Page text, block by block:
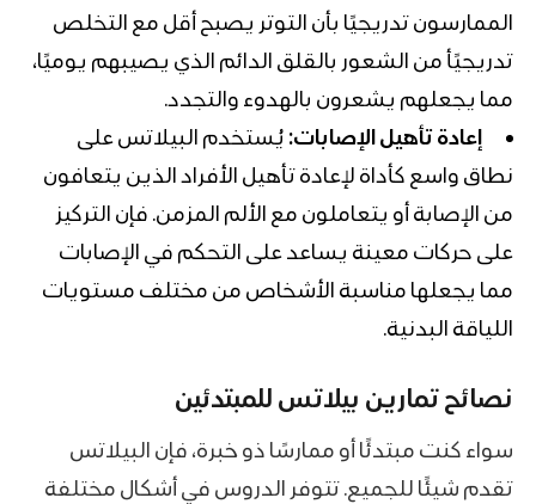
الممارسون تدريجيًا بأن التوتر يصبح أقل مع التخلص
تدريجيًأ من الشعور بالقلق الدائم الذي يصيبهم يوميًا،
مما يجعلهم يشعرون بالهدوء والتجدد.
إعادة تأهيل الإصابات: يُستخدم البيلاتس على
نطاق واسع كأداة لإعادة تأهيل الأفراد الذين يتعافون
من الإصابة أو يتعاملون مع الألم المزمن. فإن التركيز
على حركات معينة يساعد على التحكم في الإصابات
مما يجعلها مناسبة الأشخاص من مختلف مستويات
اللياقة البدنية.
نصائح تمارين بيلاتس للمبتدئين
سواء كنت مبتدئًا أو ممارسًا ذو خبرة، فإن البيلاتس
تقدم شيئًا للجميع. تتوفر الدروس في أشكال مختلفة